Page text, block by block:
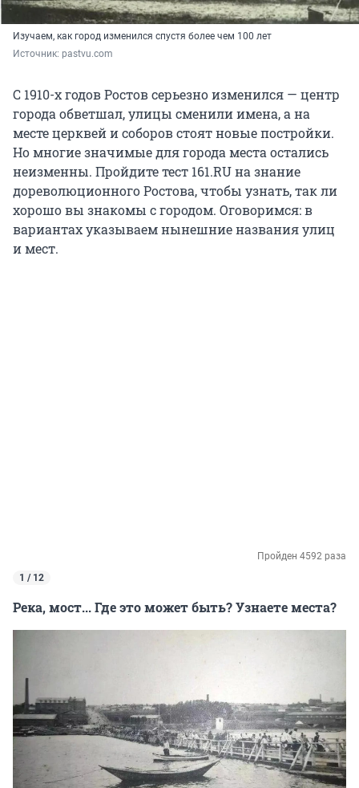
Изучаем, как город изменился спустя более чем 100 лет
Источник: pastvu.com
С 1910-х годов Ростов серьезно изменился — центр
города обветшал, улицы сменили имена, а на
месте церквей и соборов стоят новые постройки.
Но многие значимые для города места остались
неизменны. Пройдите тест 161.RU на знание
дореволюционного Ростова, чтобы узнать, так ли
хорошо вы знакомы с городом. Оговоримся: в
вариантах указываем нынешние названия улиц
и мест.
Пройден 4592 раза
1 / 12
Река, мост... Где это может быть? Узнаете места?